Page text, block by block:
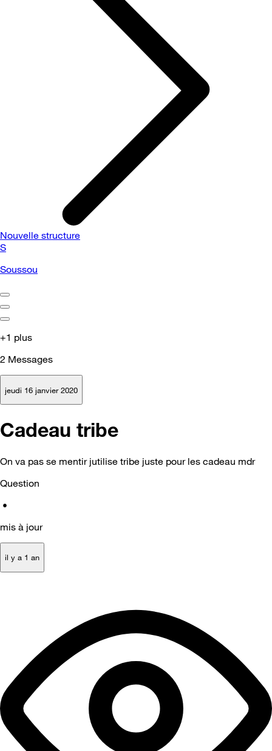
Nouvelle structure
S
Soussou
+1 plus
2 Messages
jeudi 16 janvier 2020
Cadeau tribe
On va pas se mentir jutilise tribe juste pour les cadeau mdr
Question
•
mis à jour
il y a 1 an